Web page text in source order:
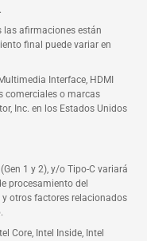
las afirmaciones están
final puede variar en
Interface, HDMI
comerciales o marcas
Inc. en los Estados Unidos
1 y 2), y/o Tipo-C variará
procesamiento del
otros factores relacionados
Core, Intel Inside, Intel